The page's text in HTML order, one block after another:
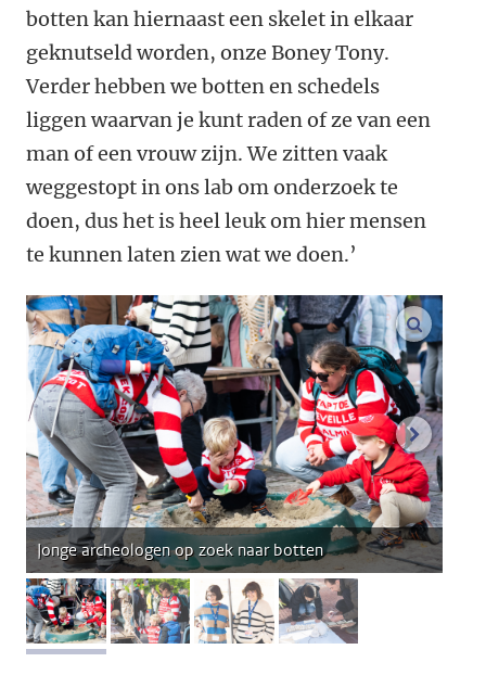
botten kan hiernaast een skelet in elkaar
geknutseld worden, onze Boney Tony.
Verder hebben we botten en schedels
liggen waarvan je kunt raden of ze van een
man of een vrouw zijn. We zitten vaak
weggestopt in ons lab om onderzoek te
doen, dus het is heel leuk om hier mensen
te kunnen laten zien wat we doen.’
Jonge archeologen op zoek naar botten
afbeelding 1afbeelding 2afbeelding 3afbeelding 4